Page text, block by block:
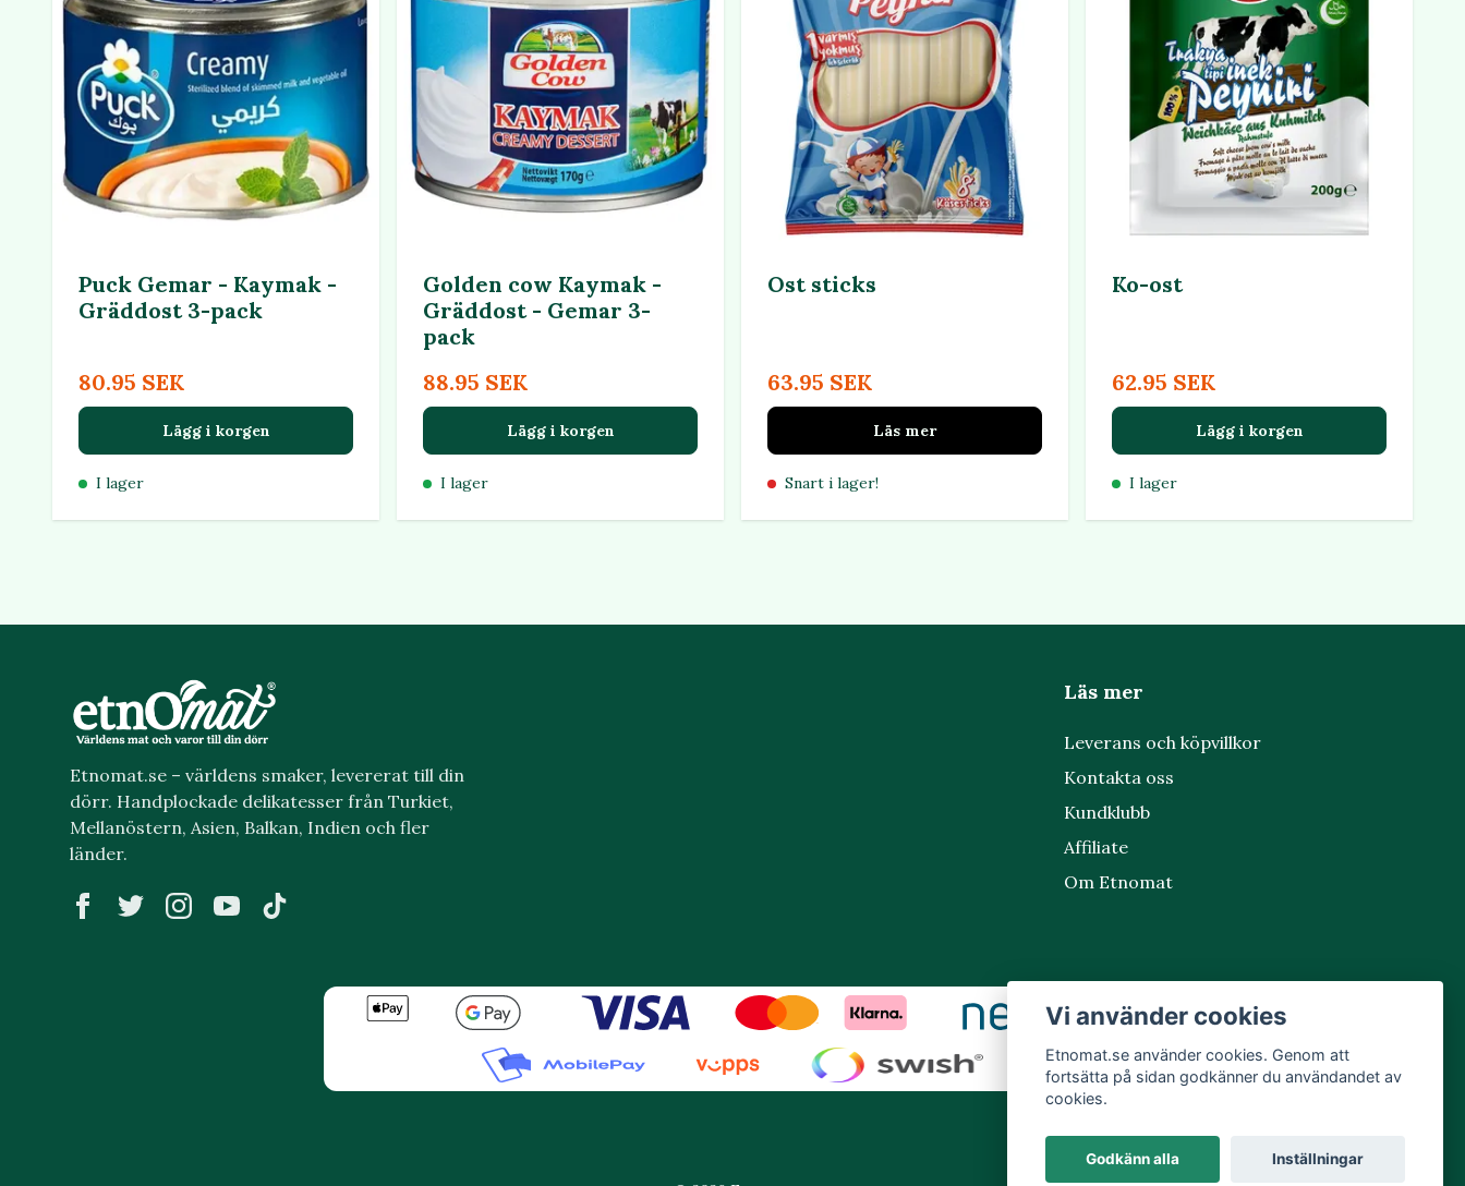
Puck Gemar - Kaymak -
Gräddost 3-pack
80.95 SEK
Lägg i korgen
I lager
Golden cow Kaymak -
Gräddost - Gemar 3-
pack
88.95 SEK
Lägg i korgen
I lager
Ost sticks
63.95 SEK
Läs mer
Snart i lager!
Ko-ost
62.95 SEK
Lägg i korgen
I lager
Etnomat.se – världens smaker, levererat till din
dörr. Handplockade delikatesser från Turkiet,
Mellanöstern, Asien, Balkan, Indien och fler
länder.
Läs mer
Leverans och köpvillkor
Kontakta oss
Kundklubb
Affiliate
Om Etnomat
Vi använder cookies
Etnomat.se använder cookies. Genom att
fortsätta på sidan godkänner du användandet av
cookies.
Godkänn alla Inställningar